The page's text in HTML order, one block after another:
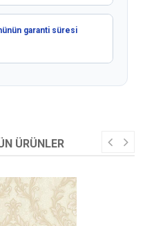
garanti süresi
ÜRÜNLER